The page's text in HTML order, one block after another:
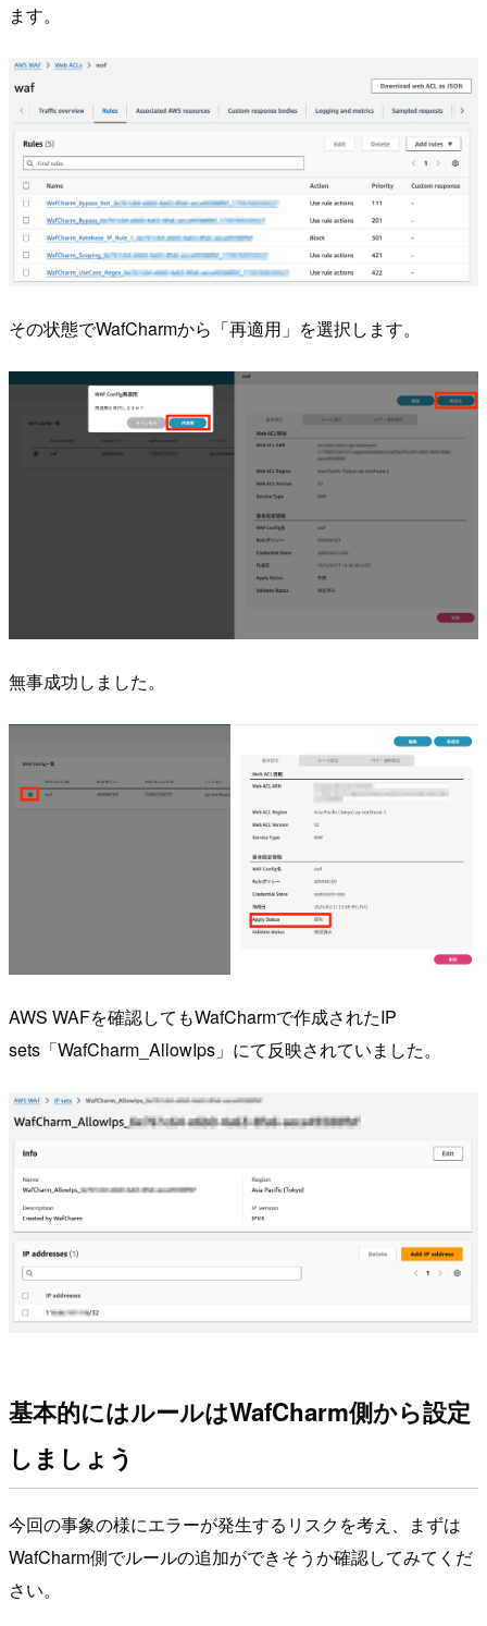
ます。
その状態でWafCharmから「再適用」を選択します。
無事成功しました。
AWS WAFを確認してもWafCharmで作成されたIP
sets「WafCharm_AllowIps」にて反映されていました。
基本的にはルールはWafCharm側から設定
しましょう
今回の事象の様にエラーが発生するリスクを考え、まずは
WafCharm側でルールの追加ができそうか確認してみてくだ
さい。